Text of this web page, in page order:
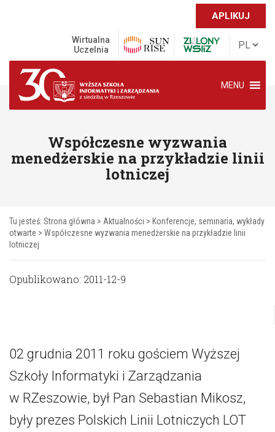
APLIKUJ
Wirtualna
Uczelnia
MENU
Współczesne wyzwania
menedżerskie na przykładzie linii
lotniczej
Tu jesteś: Strona główna > Aktualności > Konferencje, seminaria, wykłady
otwarte > Współczesne wyzwania menedżerskie na przykładzie linii
lotniczej
Opublikowano: 2011-12-9
02 grudnia 2011 roku gościem Wyższej
Szkoły Informatyki i Zarządzania
w RZeszowie, był Pan Sebastian Mikosz,
były prezes Polskich Linii Lotniczych LOT